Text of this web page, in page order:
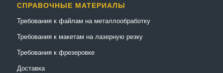
СПРАВОЧНЫЕ МАТЕРИАЛЫ
Требования к файлам на металлообработку
Требования к макетам на лазерную резку
Требования к фрезеровке
Доставка